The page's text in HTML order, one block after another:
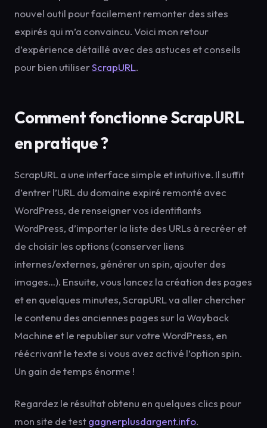
nouvel outil pour facilement remonter des sites
expirés qui m’a convaincu. Voici mon retour
d’expérience détaillé avec des astuces et conseils
pour bien utiliserScrapURL.
Comment fonctionne ScrapURL
en pratique ?
ScrapURL a une interface simple et intuitive. Il suffit
d’entrer l’URL du domaine expiré remonté avec
WordPress, de renseigner vos identifiants
WordPress, d’importer la liste des URLs à recréer et
de choisir les options (conserver liens
internes/externes, générer un spin, ajouter des
images…). Ensuite, vous lancez la création des pages
et en quelques minutes, ScrapURL va aller chercher
le contenu des anciennes pages sur la Wayback
Machine et le republier sur votre WordPress, en
réécrivant le texte si vous avez activé l’option spin.
Un gain de temps énorme !
Regardez le résultat obtenu en quelques clics pour
mon site de testgagnerplusdargent.info.